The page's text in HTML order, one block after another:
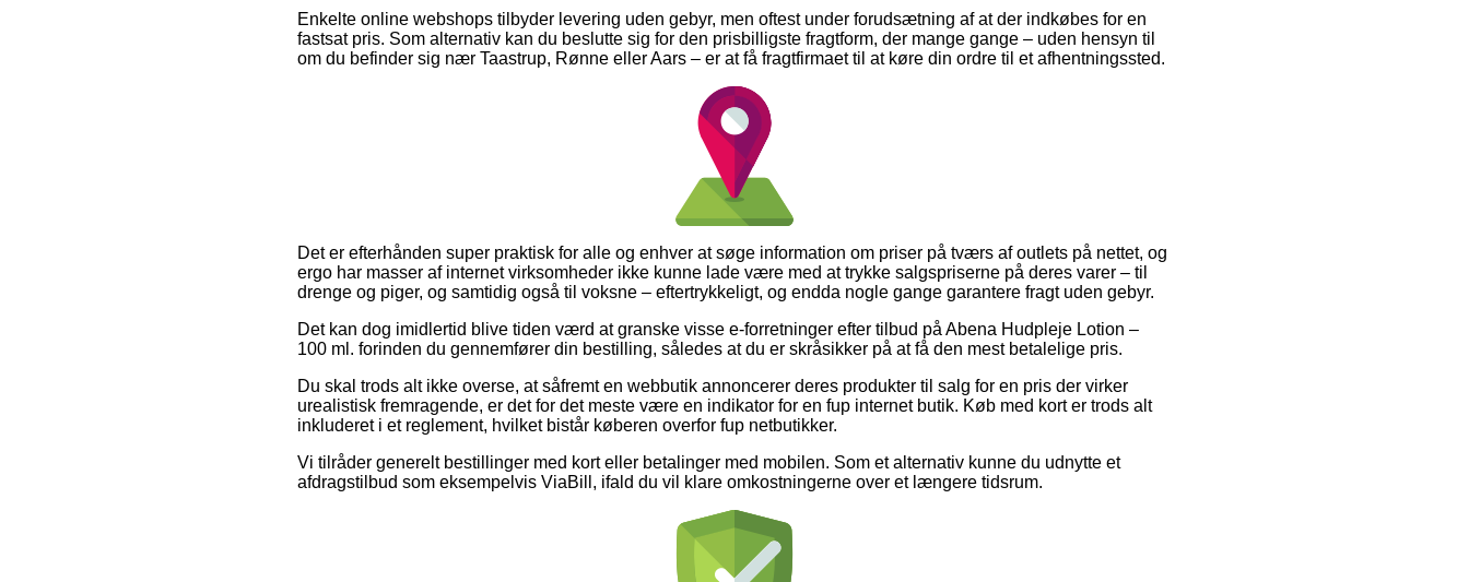
Enkelte online webshops tilbyder levering uden gebyr, men oftest under forudsætning af at der indkøbes for en
fastsat pris. Som alternativ kan du beslutte sig for den prisbilligste fragtform, der mange gange – uden hensyn til
om du befinder sig nær Taastrup, Rønne eller Aars – er at få fragtfirmaet til at køre din ordre til et afhentningssted.
Det er efterhånden super praktisk for alle og enhver at søge information om priser på tværs af outlets på nettet, og
ergo har masser af internet virksomheder ikke kunne lade være med at trykke salgspriserne på deres varer – til
drenge og piger, og samtidig også til voksne – eftertrykkeligt, og endda nogle gange garantere fragt uden gebyr.
Det kan dog imidlertid blive tiden værd at granske visse e-forretninger efter tilbud på Abena Hudpleje Lotion –
100 ml. forinden du gennemfører din bestilling, således at du er skråsikker på at få den mest betalelige pris.
Du skal trods alt ikke overse, at såfremt en webbutik annoncerer deres produkter til salg for en pris der virker
urealistisk fremragende, er det for det meste være en indikator for en fup internet butik. Køb med kort er trods alt
inkluderet i et reglement, hvilket bistår køberen overfor fup netbutikker.
Vi tilråder generelt bestillinger med kort eller betalinger med mobilen. Som et alternativ kunne du udnytte et
afdragstilbud som eksempelvis ViaBill, ifald du vil klare omkostningerne over et længere tidsrum.